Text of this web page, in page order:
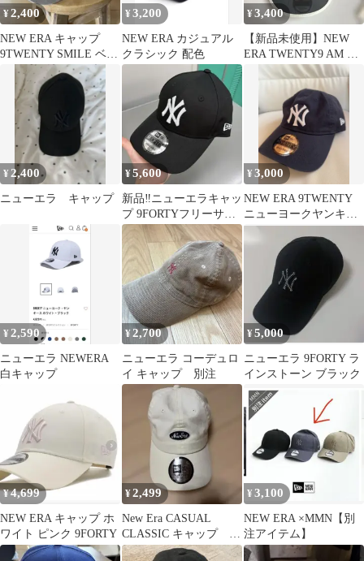
¥2,400
NEW ERA キャップ
9TWENTY SMILE ベー
ジュ ハート 刺繍
¥3,200
NEW ERA カジュアル
クラシック 配色
¥3,400
【新品未使用】NEW
ERA TWENTY9 AM キ
¥ 2,400
ニューエラ キャップ
¥5,600
新品‼️ニューエラキャッ
プ 9FORTYフリーサイ
ズニューヨークヤンキ
ース松井秀喜
¥3,000
NEW ERA 9TWENTY
ニューヨークヤンキー
ス キャップ
¥2,590
ニューエラ NEWERA
白キャップ
¥2,700
ニューエラ コーデュロ
イ キャップ 別注
¥5,000
ニューエラ 9FORTY ラ
インストーン ブラック
¥4,699
NEW ERA キャップ ホ
ワイト ピンク 9FORTY
¥2,499
New Era CASUAL
CLASSIC キャップ ア
イボリー 紫ロゴ
¥ 3,100
NEW ERA ×MMN【別
注アイテム】